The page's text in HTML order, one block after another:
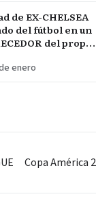
de EX-CHELSEA
del fútbol en un
del propio
enero
Copa América